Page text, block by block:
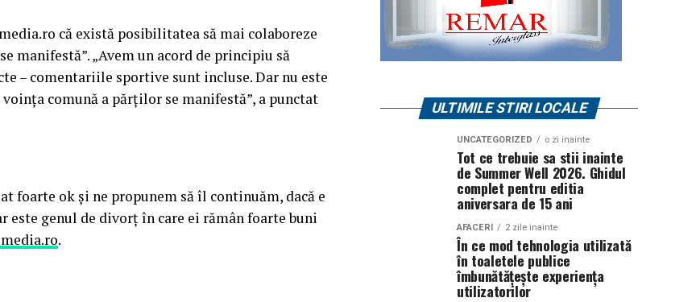
că există posibilitatea să mai colaboreze
manifestă”. „Avem un acord de principiu să
– comentariile sportive sunt incluse. Dar nu este
comună a părților se manifestă”, a punctat
foarte ok și ne propunem să îl continuăm, dacă e
este genul de divorț în care ei rămân foarte buni
.
ULTIMILE STIRI LOCALE
UNCATEGORIZED o zi inainte
Tot ce trebuie sa stii inainte
de Summer Well 2026. Ghidul
complet pentru editia
aniversara de 15 ani
AFACERI 2 zile inainte
În ce mod tehnologia utilizată
în toaletele publice
îmbunătățește experiența
utilizatorilor